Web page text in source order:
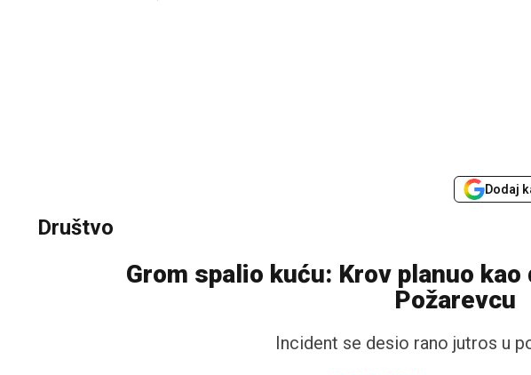
Dodaj
Društvo
Grom spalio kuću: Krov planuo kao
Požarevcu
Incident se desio rano jutros u